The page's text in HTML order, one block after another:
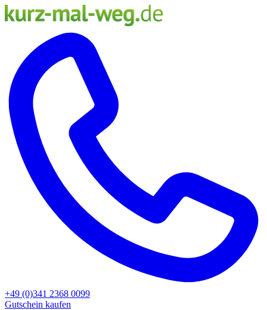
+49 (0)341 2368 0099
Gutschein kaufen